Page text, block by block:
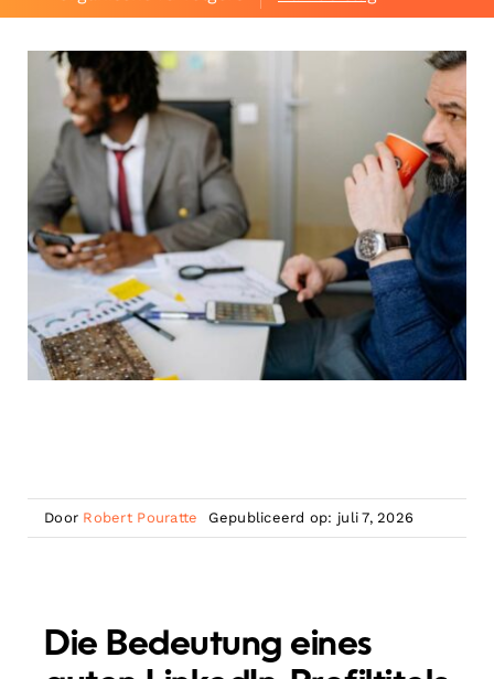
Door Robert Pouratte Gepubliceerd op: juli 7, 2026
Die Bedeutung eines